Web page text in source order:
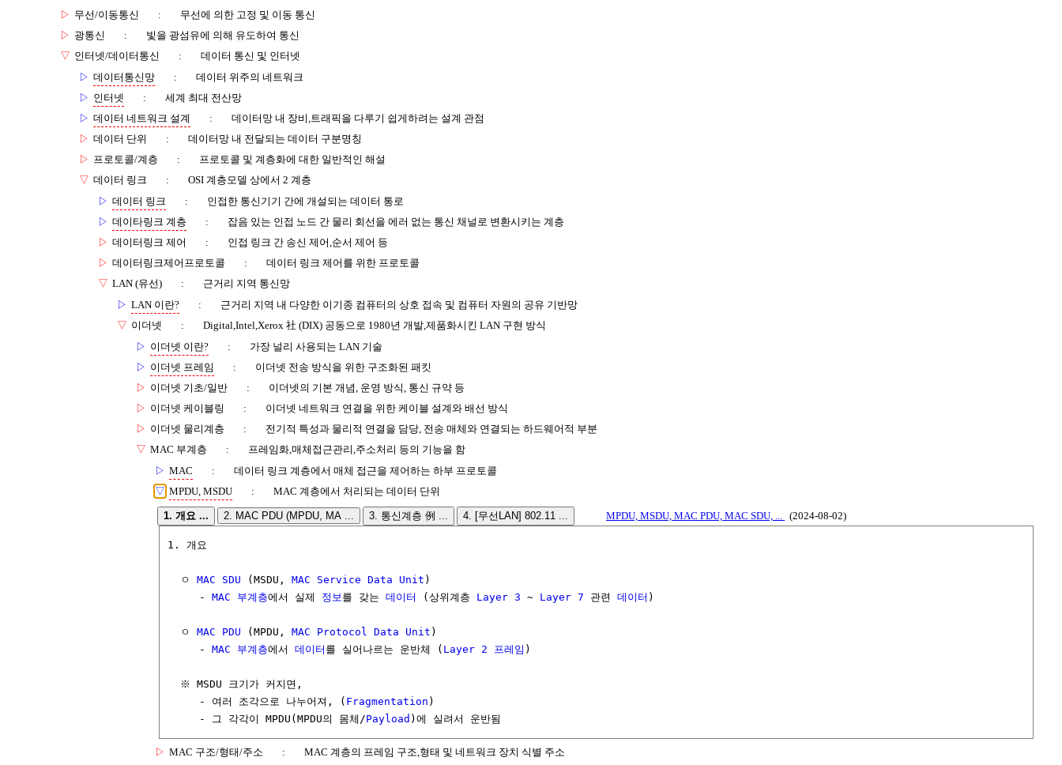
▷ 무선/이동통신 :
무선에 의한 고정 및 이동 통신
▷ 광통신 :
빛을 광섬유에 의해 유도하여 통신
▽ 인터넷/데이터통신 :
데이터 통신 및 인터넷
▷ 데이터통신망 :
데이터 위주의 네트워크
▷ 인터넷 :
세계 최대 전산망
▷ 데이터 네트워크 설계 :
데이터망 내 장비,트래픽을 다루기 쉽게하려는 설계 관점
▷ 데이터 단위 :
데이터망 내 전달되는 데이터 구분명칭
▷ 프로토콜/계층 :
프로토콜 및 계층화에 대한 일반적인 해설
▽ 데이터 링크 :
OSI 계층모델 상에서 2 계층
▷ 데이터 링크 :
인접한 통신기기 간에 개설되는 데이터 통로
▷ 데이타링크 계층 :
잡음 있는 인접 노드 간 물리 회선을 에러 없는 통신 채널로 변환시키는 계층
▷ 데이터링크 제어 :
인접 링크 간 송신 제어,순서 제어 등
▷ 데이터링크제어프로토콜 :
데이터 링크 제어를 위한 프로토콜
▽ LAN (유선) :
근거리 지역 통신망
▷ LAN 이란? :
근거리 지역 내 다양한 이기종 컴퓨터의 상호 접속 및 컴퓨터 자원의 공유 기반망
▽ 이더넷 :
Digital,Intel,Xerox 社 (DIX) 공동으로 1980년 개발,제품화시킨 LAN 구현 방식
▷ 이더넷 이란? :
가장 널리 사용되는 LAN 기술
▷ 이더넷 프레임 :
이더넷 전송 방식을 위한 구조화된 패킷
▷ 이더넷 기초/일반 :
이더넷의 기본 개념, 운영 방식, 통신 규약 등
▷ 이더넷 케이블링 :
이더넷 네트워크 연결을 위한 케이블 설계와 배선 방식
▷ 이더넷 물리계층 :
전기적 특성과 물리적 연결을 담당, 전송 매체와 연결되는 하드웨어적 부분
▽ MAC 부계층 :
프레임화,매체접근관리,주소처리 등의 기능을 함
▷ MAC :
데이터 링크 계층에서 매체 접근을 제어하는 하부 프로토콜
▽ MPDU, MSDU : MAC 계층에서 처리되는 데이터 단위
1. 개요 ... 2. MAC PDU (MPDU, MA ... 3. 통신계층 例 ... 4. [무선LAN] 802.11 ... MPDU, MSDU, MAC PDU, MAC SDU, ... (2024-08-02)
1. 개요
  ㅇ
MAC SDU (MSDU, MAC Service Data Unit )
     -
MAC 부계층에서 실제 정보 를 갖는 데이터 (상위계층 Layer 3 ~ Layer 7 관련 데이터 )
  ㅇ
MAC PDU (MPDU, MAC Protocol Data Unit )
     -
MAC 부계층에서 데이터 를 실어나르는 운반체 ( Layer 2 프레임 )
  ※ MSDU 크기가 커지면,
     - 여러 조각으로 나누어져, (
Fragmentation )
     - 그 각각이 MPDU(MPDU의 몸체/
Payload )에 실려서 운반됨
▷ MAC 구조/형태/주소 :
MAC 계층의 프레임 구조,형태 및 네트워크 장치 식별 주소